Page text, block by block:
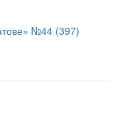
№44 (397)